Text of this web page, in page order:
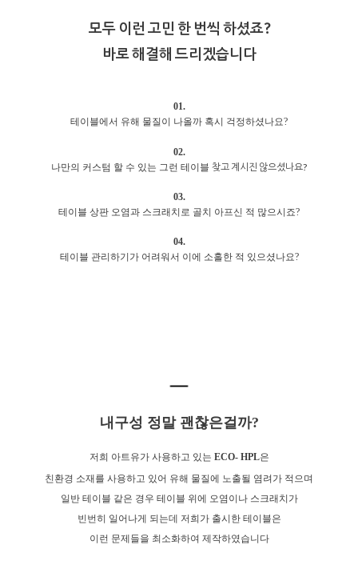
모두 이런 고민 한 번씩 하셨죠?
바로 해결해 드리겠습니다
01.
테이블에서 유해 물질이 나올까 혹시 걱정하셨나요?
02.
나만의 커스텀 할 수 있는 그런 테이블 찾고 계시진 않으셨나요?
03.
테이블 상판 오염과 스크래치로 골치 아프신 적 많으시죠?
04.
테이블 관리하기가 어려워서 이에 소홀한 적 있으셨나요?
내구성 정말 괜찮은걸까?
저희 아트유가 사용하고 있는 ECO- HPL은
친환경 소재를 사용하고 있어 유해 물질에 노출될 염려가 적으며
일반 테이블 같은 경우 테이블 위에 오염이나 스크래치가
빈번히 일어나게 되는데 저희가 출시한 테이블은
이런 문제들을 최소화하여 제작하였습니다